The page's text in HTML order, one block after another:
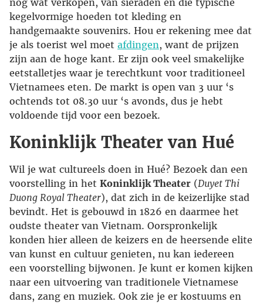
nog wat verkopen, van sieraden en die typische
kegelvormige hoeden tot kleding en
handgemaakte souvenirs. Hou er rekening mee dat
je als toerist wel moet afdingen, want de prijzen
zijn aan de hoge kant. Er zijn ook veel smakelijke
eetstalletjes waar je terechtkunt voor traditioneel
Vietnamees eten. De markt is open van 3 uur ‘s
ochtends tot 08.30 uur ‘s avonds, dus je hebt
voldoende tijd voor een bezoek.
Koninklijk Theater van Hué
Wil je wat cultureels doen in Hué? Bezoek dan een
voorstelling in het Koninklijk Theater (Duyet Thi
Duong Royal Theater), dat zich in de keizerlijke stad
bevindt. Het is gebouwd in 1826 en daarmee het
oudste theater van Vietnam. Oorspronkelijk
konden hier alleen de keizers en de heersende elite
van kunst en cultuur genieten, nu kan iedereen
een voorstelling bijwonen. Je kunt er komen kijken
naar een uitvoering van traditionele Vietnamese
dans, zang en muziek. Ook zie je er kostuums en